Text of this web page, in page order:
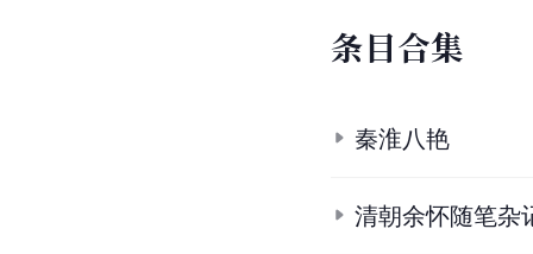
条目合集
秦淮八艳
清朝余怀随笔杂